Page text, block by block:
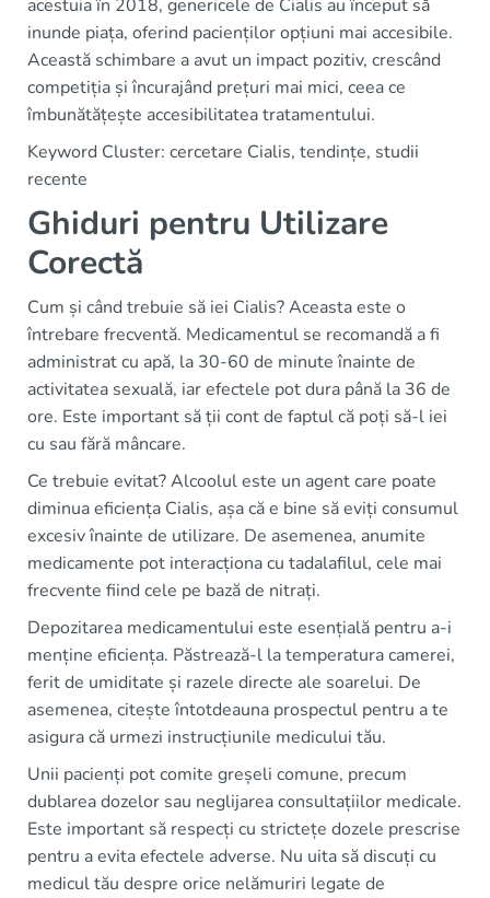
acestuia în 2018, genericele de Cialis au început să
inunde piața, oferind pacienților opțiuni mai accesibile.
Această schimbare a avut un impact pozitiv, crescând
competiția și încurajând prețuri mai mici, ceea ce
îmbunătățește accesibilitatea tratamentului.
Keyword Cluster: cercetare Cialis, tendințe, studii
recente
Ghiduri pentru Utilizare
Corectă
Cum și când trebuie să iei Cialis? Aceasta este o
întrebare frecventă. Medicamentul se recomandă a fi
administrat cu apă, la 30-60 de minute înainte de
activitatea sexuală, iar efectele pot dura până la 36 de
ore. Este important să ții cont de faptul că poți să-l iei
cu sau fără mâncare.
Ce trebuie evitat? Alcoolul este un agent care poate
diminua eficiența Cialis, așa că e bine să eviți consumul
excesiv înainte de utilizare. De asemenea, anumite
medicamente pot interacționa cu tadalafilul, cele mai
frecvente fiind cele pe bază de nitrați.
Depozitarea medicamentului este esențială pentru a-i
menține eficiența. Păstrează-l la temperatura camerei,
ferit de umiditate și razele directe ale soarelui. De
asemenea, citește întotdeauna prospectul pentru a te
asigura că urmezi instrucțiunile medicului tău.
Unii pacienți pot comite greșeli comune, precum
dublarea dozelor sau neglijarea consultațiilor medicale.
Este important să respecți cu strictețe dozele prescrise
pentru a evita efectele adverse. Nu uita să discuți cu
medicul tău despre orice nelămuriri legate de